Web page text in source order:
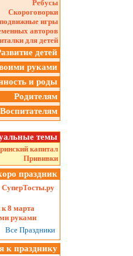
Ребусы
Скороговорки
игры
авторов
для детей
детей
руками
и роды
Родителям
Воспитателям
темы
капитал
Прививки
праздник
СуперТосты.ру
к 8 марта
руками
Все Праздники
к празднику